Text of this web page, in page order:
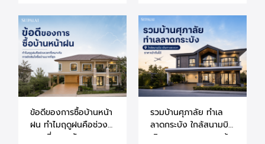
ข้อดีของการซื้อบ้านหน้า
ฝน ทำไมฤดูฝนคือช่วง
เวลาที่เหมาะกับการ
รวมบ้านศุภาลัย ทำเล
ลาดกระบัง ใกล้สนามบิน
เดินทางสะดวก ราคาเข้า